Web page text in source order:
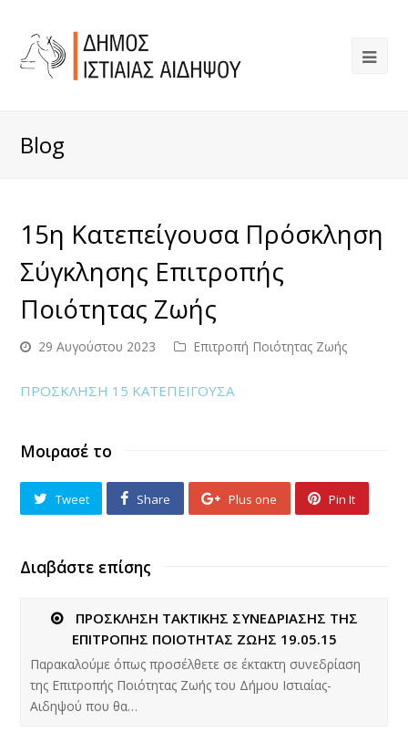
Blog
15η Κατεπείγουσα Πρόσκληση
Σύγκλησης Επιτροπής
Ποιότητας Ζωής
29 Αυγούστου 2023 Επιτροπή Ποιότητας Ζωής
ΠΡΟΣΚΛΗΣΗ 15 ΚΑΤΕΠΕΙΓΟΥΣΑ
Μοιρασέ το
Tweet Share Plus one Pin It
Διαβάστε επίσης
ΠΡΟΣΚΛΗΣΗ ΤΑΚΤΙΚΗΣ ΣΥΝΕΔΡΙΑΣΗΣ ΤΗΣ
ΕΠΙΤΡΟΠΗΣ ΠΟΙΟΤΗΤΑΣ ΖΩΗΣ 19.05.15
Παρακαλούμε όπως προσέλθετε σε έκτακτη συνεδρίαση
της Επιτροπής Ποιότητας Ζωής του Δήμου Ιστιαίας-
Αιδηψού που θα…